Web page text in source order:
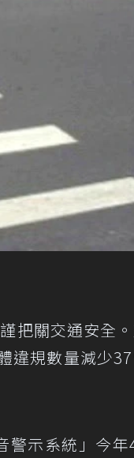
把關交通安全
違規數量減少
警示系統」今年